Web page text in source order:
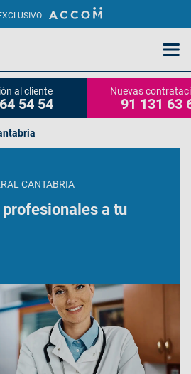
al cliente
54 54
Nuevas
91 131 63
CANTABRIA
a tu